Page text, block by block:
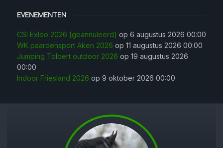
EVENEMENTEN
CSI Exloo 2026 [geannuleerd] op 6 augustus 2026 00:00
WK paardensport Aken 2026 op 11 augustus 2026 00:00
Jumping Tolbert outdoor 2026 op 19 augustus 2026
00:00
Indoor Friesland 2026 op 9 oktober 2026 00:00